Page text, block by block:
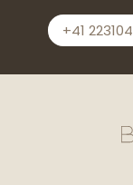
+41